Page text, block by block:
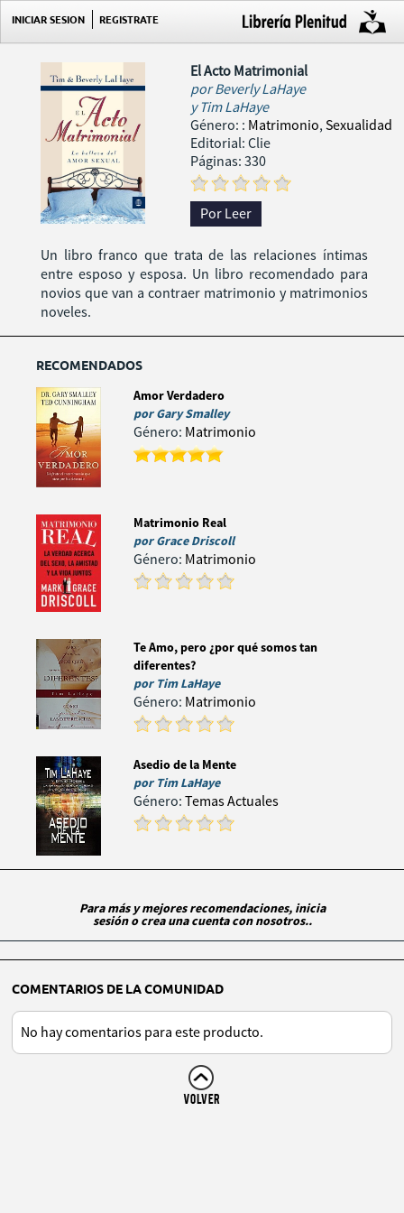
INICIAR SESION REGISTRATE
El Acto Matrimonial
porBeverly LaHaye
y Tim LaHaye
Género: : Matrimonio, Sexualidad
Editorial: Clie
Páginas: 330
Por Leer
Un libro franco que trata de las relaciones íntimas
entre esposo y esposa. Un libro recomendado para
novios que van a contraer matrimonio y matrimonios
noveles.
RECOMENDADOS
Amor Verdadero
porGary Smalley
Género: Matrimonio
Matrimonio Real
porGrace Driscoll
Género: Matrimonio
Te Amo, pero ¿por qué somos tan
diferentes?
porTim LaHaye
Género: Matrimonio
Asedio de la Mente
porTim LaHaye
Género: Temas Actuales
Para más y mejores recomendaciones, inicia
sesión o crea una cuenta con nosotros..
COMENTARIOS DE LA COMUNIDAD
No hay comentarios para este producto.